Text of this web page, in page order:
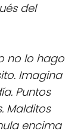
del
no lo hago
Imagina
Puntos
Malditos
encima